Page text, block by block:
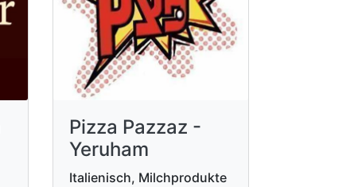
Pizza Pazzaz -
Yeruham
Italienisch, Milchprodukte